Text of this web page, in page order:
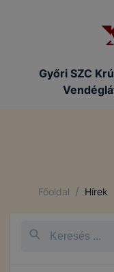
Győri SZC
Főoldal / Hírek